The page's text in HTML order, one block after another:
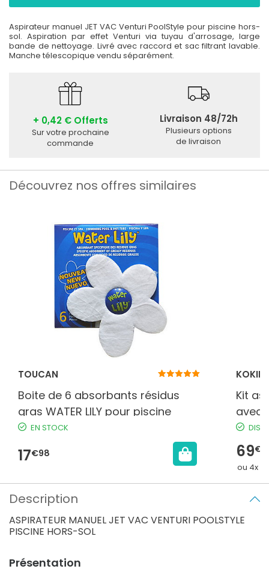
Aspirateur manuel JET VAC Venturi PoolStyle pour piscine hors-
sol. Aspiration par effet Venturi via tuyau d'arrosage, large
bande de nettoyage. Livré avec raccord et sac filtrant lavable.
Manche télescopique vendu séparément.
+ 0,42 € Offerts
Sur votre prochaine
commande
Livraison 48/72h
Plusieurs options
de livraison
Découvrez nos offres similaires
TOUCAN
Boite de 6 absorbants résidus
gras WATER LILY pour piscine
EN STOCK
17€98
Kit
avec
69
ou 4x 17
Description
ASPIRATEUR MANUEL JET VAC VENTURI POOLSTYLE
PISCINE HORS-SOL
Présentation